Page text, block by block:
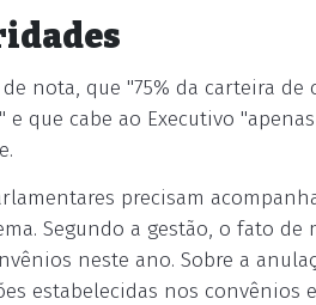
nota, que "75% da carteira
que cabe ao Executivo
precisam
Segundo a gestão, o fato
neste ano. Sobre a
estabelecidas nos convênios